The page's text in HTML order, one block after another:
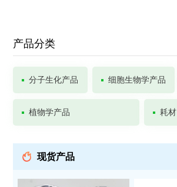
产品分类
分子生化产品 细胞生物学产品
植物学产品 耗材
现货产品